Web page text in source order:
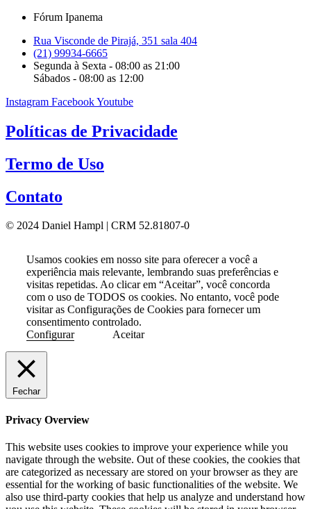
Fórum Ipanema
Rua Visconde de Pirajá, 351 sala 404
(21) 99934-6665
Segunda à Sexta - 08:00 as 21:00
Sábados - 08:00 as 12:00
Instagram FacebookYoutube
Políticas de Privacidade
Termo de Uso
Contato
© 2024 Daniel Hampl | CRM 52.81807-0
Usamos cookies em nosso site para oferecer a você a
experiência mais relevante, lembrando suas preferências e
visitas repetidas. Ao clicar em “Aceitar”, você concorda
com o uso de TODOS os cookies. No entanto, você pode
visitar as Configurações de Cookies para fornecer um
consentimento controlado.
Configurar
Aceitar
Fechar
Privacy Overview
This website uses cookies to improve your experience while you
navigate through the website. Out of these cookies, the cookies that
are categorized as necessary are stored on your browser as they are
essential for the working of basic functionalities of the website. We
also use third-party cookies that help us analyze and understand how